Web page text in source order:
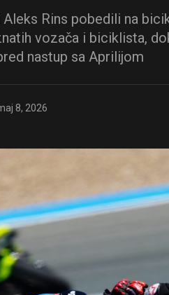
Rins pobedili na
vozača i biciklista,
nastup sa Aprilijom
8, 2026